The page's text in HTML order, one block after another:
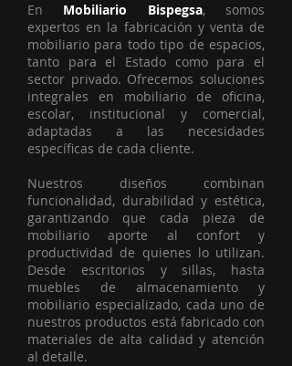
En Mobiliario Bispegsa, somos
expertos en la fabricación y venta de
mobiliario para todo tipo de espacios,
tanto para el Estado como para el
sector privado. Ofrecemos soluciones
integrales en mobiliario de oficina,
escolar, institucional y comercial,
adaptadas a las necesidades
específicas de cada cliente.
Nuestros diseños combinan
funcionalidad, durabilidad y estética,
garantizando que cada pieza de
mobiliario aporte al confort y
productividad de quienes lo utilizan.
Desde escritorios y sillas, hasta
muebles de almacenamiento y
mobiliario especializado, cada uno de
nuestros productos está fabricado con
materiales de alta calidad y atención
al detalle.